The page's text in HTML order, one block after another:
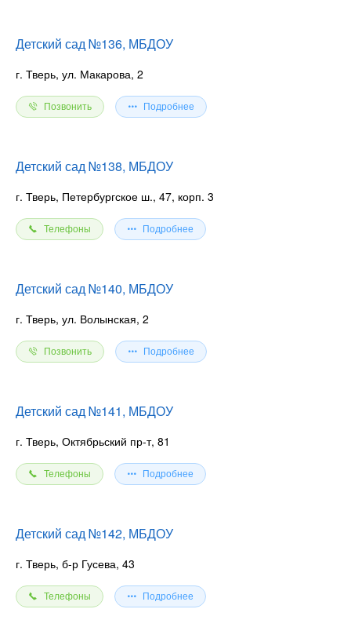
Детский сад №136, МБДОУ
г. Тверь, ул. Макарова, 2
Позвонить Подробнее
Детский сад №138, МБДОУ
г. Тверь, Петербургское ш., 47, корп. 3
Телефоны Подробнее
Детский сад №140, МБДОУ
г. Тверь, ул. Волынская, 2
Позвонить Подробнее
Детский сад №141, МБДОУ
г. Тверь, Октябрьский пр-т, 81
Телефоны Подробнее
Детский сад №142, МБДОУ
г. Тверь, б-р Гусева, 43
Телефоны Подробнее